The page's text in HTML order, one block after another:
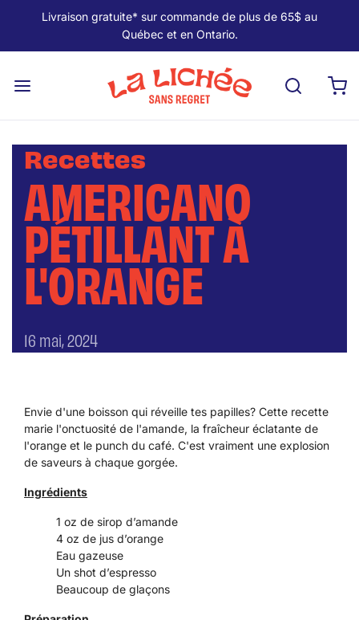
Livraison gratuite* sur commande de plus de 65$ au
Québec et en Ontario.
Recettes
AMERICANO
PÉTILLANT À
L'ORANGE
16 mai, 2024
Envie d'une boisson qui réveille tes papilles? Cette recette
marie l'onctuosité de l'amande, la fraîcheur éclatante de
l'orange et le punch du café. C'est vraiment une explosion
de saveurs à chaque gorgée.
Ingrédients
1 oz de sirop d’amande
4 oz de jus d’orange
Eau gazeuse
Un shot d’espresso
Beaucoup de glaçons